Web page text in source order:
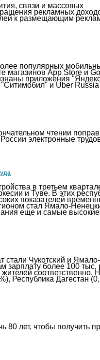
связи и массовых
рекламных
к размещающим
популярных
магазинов App Store и
приложения
и Uber
чтении
электронные
в третьем
и Туве. В этих
показателей
стал Ямало-
еще и самые высокие
стали Чукотский и Ямало-
зарплату более 100 тыс.
соответственно.
Республика Дагестан
80 лет, чтобы получить